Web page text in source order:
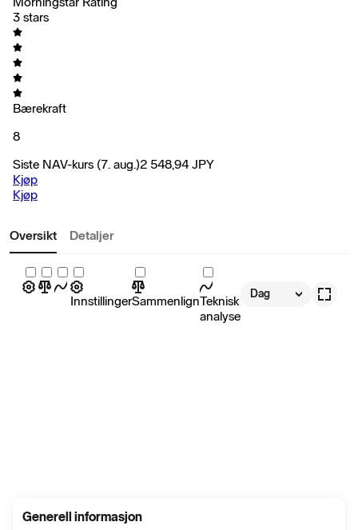
3 stars
Bærekraft
8
Siste NAV-kurs (7. aug.)2 548,94 JPY
Kjøp
Kjøp
Oversikt Detaljer
InnstillingerSammenlignTeknisk
analyse
Dag
Generell informasjon